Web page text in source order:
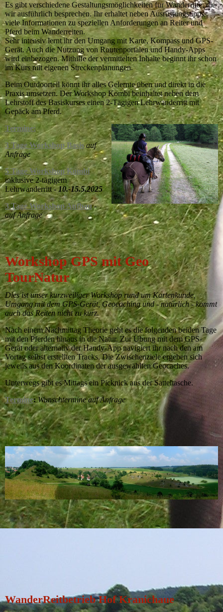
Es gibt verschiedene Gestaltungsmöglichkeiten für Wanderritte, die
wir ausführlich besprechen. Ihr erhaltet neben Ausrüstungstipps
viele Informationen zu speziellen Anforderungen an Reiter und
Pferd beim Wanderreiten.
Sehr intensiv lernt ihr den Umgang mit Karte, Kompass und GPS-
Gerät. Auch die Nutzung von Routenportalen und Handy-Apps
wird einbezogen. Mithilfe der vermittelten Inhalte beginnt ihr schon
im Kurs mit eigenen Streckenplanungen.
Beim Outdoorteil könnt ihr alles Gelernte üben und direkt in die
Praxis umsetzen. Der Workshop Kombi beinhaltet neben dem
Lehrstoff des Basiskurses einen 2-Tägigen Lehrwanderritt mit
Gepäck am Pferd.
Termine:
3 Tage Workshop Basis auf
Anfrage
5 Tage Workshop Kombi
inklusive 2-tägigem
Lehrwanderritt -10.-15.5.2025
3 Tage Workshop Aufbau-
auf Anfrage
Workshop GPS mit Geo
TourNatur
Dies ist unser kurzweiliger Workshop rund um Kartenkunde,
Umgang mit dem GPS-Gerät, Geocaching und - natürlich - kommt
auch das Reiten nicht zu kurz.
Nach einem Nachmittag Theorie geht es die folgenden beiden Tage
mit den Pferden hinaus in die Natur. Zur Übung mit dem GPS-
Gerät oder alternativ der Handy-App navigiert ihr nach den am
Vortag selbst erstellten Tracks. Die Zwischenziele ergeben sich
jeweils aus den Koordinaten der ausgewählten Geocaches.
Unterwegs gibt es Mittags ein Picknick aus der Satteltasche.
Termine:Wunschtermine auf Anfrage
WanderReitbetrieb Hof Kranichaue